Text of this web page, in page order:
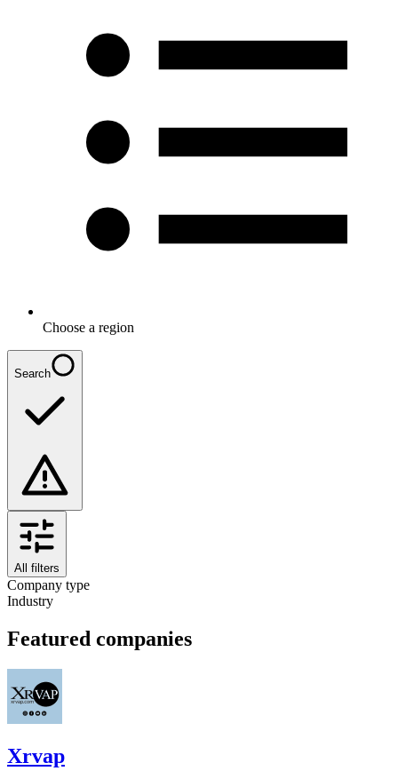
Choose a region
Search
All filters
Company type
Industry
Featured companies
Xrvap